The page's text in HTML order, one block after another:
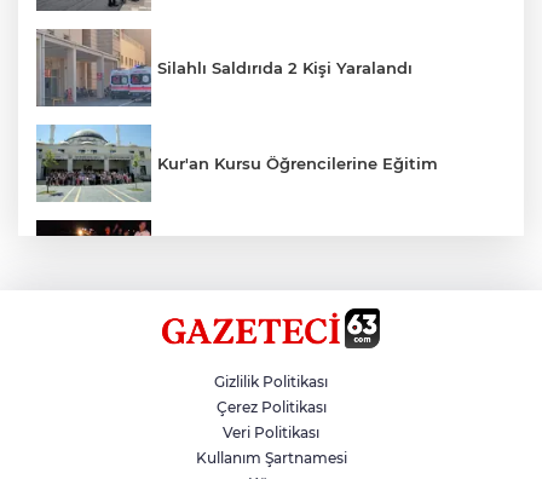
Silahlı Saldırıda 2 Kişi Yaralandı
Kur'an Kursu Öğrencilerine Eğitim
Siverek’te Mahmut Gülel Dönemi
Filistin Konvoyuna Coşkulu Karşılama
Gizlilik Politikası
Çerez Politikası
Veri Politikası
Kullanım Şartnamesi